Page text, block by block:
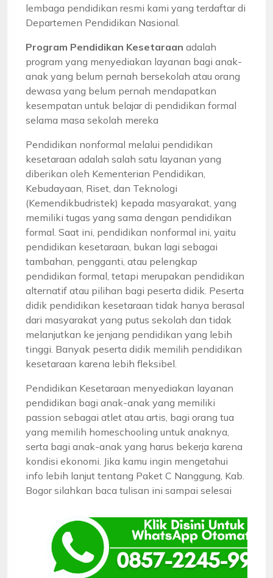
lembaga pendidikan resmi kami yang terdaftar di
Departemen Pendidikan Nasional.
Program Pendidikan Kesetaraan adalah
program yang menyediakan layanan bagi anak-
anak yang belum pernah bersekolah atau orang
dewasa yang belum pernah mendapatkan
kesempatan untuk belajar di pendidikan formal
selama masa sekolah mereka
Pendidikan nonformal melalui pendidikan
kesetaraan adalah salah satu layanan yang
diberikan oleh Kementerian Pendidikan,
Kebudayaan, Riset, dan Teknologi
(Kemendikbudristek) kepada masyarakat, yang
memiliki tugas yang sama dengan pendidikan
formal. Saat ini, pendidikan nonformal ini, yaitu
pendidikan kesetaraan, bukan lagi sebagai
tambahan, pengganti, atau pelengkap
pendidikan formal, tetapi merupakan pendidikan
alternatif atau pilihan bagi peserta didik. Peserta
didik pendidikan kesetaraan tidak hanya berasal
dari masyarakat yang putus sekolah dan tidak
melanjutkan ke jenjang pendidikan yang lebih
tinggi. Banyak peserta didik memilih pendidikan
kesetaraan karena lebih fleksibel.
Pendidikan Kesetaraan menyediakan layanan
pendidikan bagi anak-anak yang memiliki
passion sebagai atlet atau artis, bagi orang tua
yang memilih homeschooling untuk anaknya,
serta bagi anak-anak yang harus bekerja karena
kondisi ekonomi. Jika kamu ingin mengetahui
info lebih lanjut tentang Paket C Nanggung, Kab.
Bogor silahkan baca tulisan ini sampai selesai